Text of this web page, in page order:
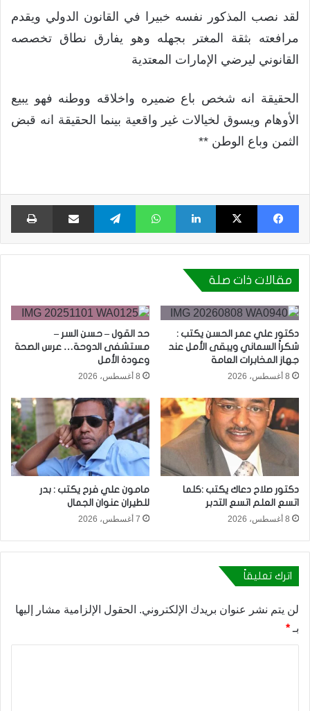
لقد نصب المذكور نفسه خبيرا في القانون الدولي ويقدم
مرافعته بثقة المغتر بجهله وهو يفارق نطاق تخصصه
القانوني ليرضي الإمارات المعتدية
الحقيقة انه شخص باع ضميره واخلاقه ووطنه فهو يبيع
الأوهام ويسوق لخيالات غير واقعية بينما الحقيقة انه قبض
الثمن وباع الوطن **
فيسبوك X لينكدإن واتساب تيلقرام مشاركة عبر البريد
مقالات ذات صلة
دكتور علي عمر الحسن يكتب :
شكراً السماني ويبقى الأمل عند
جهاز المخابرات العامة
8 أغسطس، 2026
حد القول – حسن السر –
مستشفى الدوحة… عرس الصحة
وعودة الأمل
8 أغسطس، 2026
دكتور صلاح دعاك يكتب :كلما
اتسع العلم اتسع التدبر
8 أغسطس، 2026
مامون علي فرح يكتب : بدر
للطيران عنوان الجمال
7 أغسطس، 2026
اترك تعليقاً
لن يتم نشر عنوان بريدك الإلكتروني. الحقول الإلزامية مشار إليها
بـ *